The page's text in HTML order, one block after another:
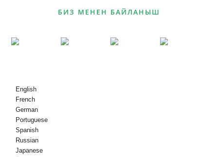
БИЗ МЕНЕН БАЙЛАНЫШ
English
French
German
Portuguese
Spanish
Russian
Japanese